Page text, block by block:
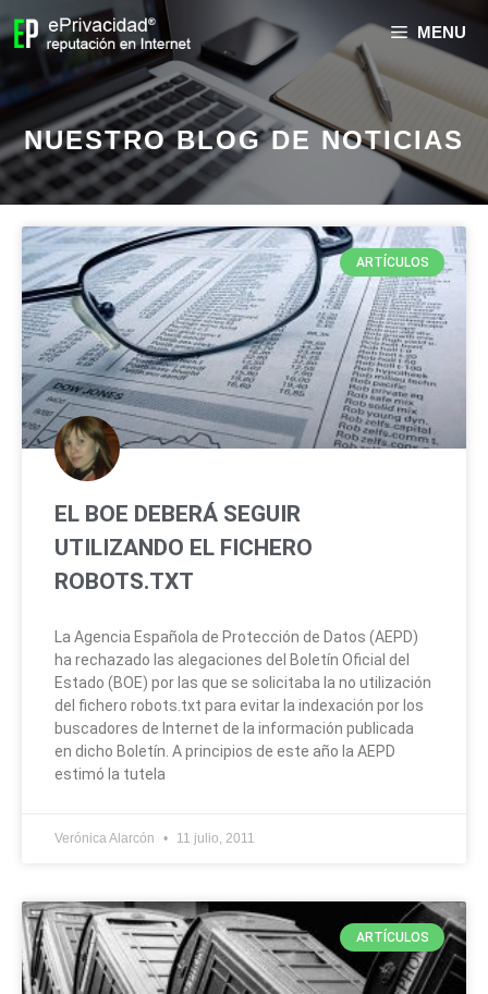
MENU
NUESTRO BLOG DE NOTICIAS
ARTÍCULOS
EL BOE DEBERÁ SEGUIR
UTILIZANDO EL FICHERO
ROBOTS.TXT
La Agencia Española de Protección de Datos (AEPD)
ha rechazado las alegaciones del Boletín Oficial del
Estado (BOE) por las que se solicitaba la no utilización
del fichero robots.txt para evitar la indexación por los
buscadores de Internet de la información publicada
en dicho Boletín. A principios de este año la AEPD
estimó la tutela
Verónica Alarcón 11 julio, 2011
ARTÍCULOS